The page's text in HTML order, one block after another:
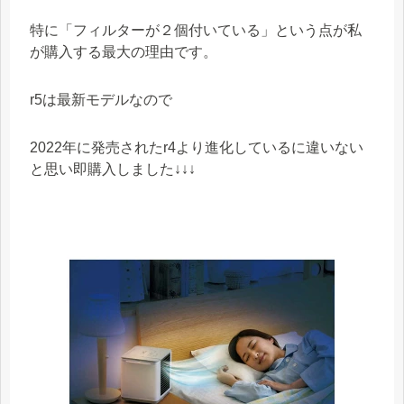
特に「フィルターが２個付いている」という点が私
が購入する最大の理由です。
r5は最新モデルなので
2022年に発売されたr4より進化しているに違いない
と思い即購入しました↓↓↓